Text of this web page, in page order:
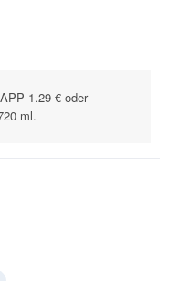
1.29 € oder
ml.